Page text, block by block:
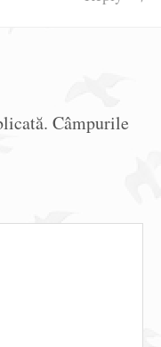
Câmpurile